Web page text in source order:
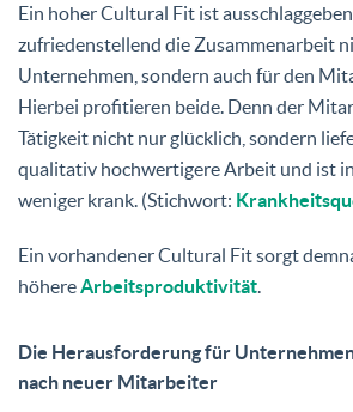
Ein hoher Cultural Fit ist
zufriedenstellend die Zusammenarbeit
Unternehmen, sondern auch für den
Hierbei profitieren beide. Denn der
Tätigkeit nicht nur glücklich, sondern
qualitativ hochwertigere Arbeit und ist
weniger krank. (Stichwort:
Ein vorhandener Cultural Fit sorgt
höhereArbeitsproduktivität.
Die Herausforderung für
nach neuer Mitarbeiter